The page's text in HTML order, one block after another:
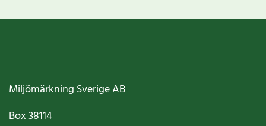
Miljömärkning Sverige AB
Box38114